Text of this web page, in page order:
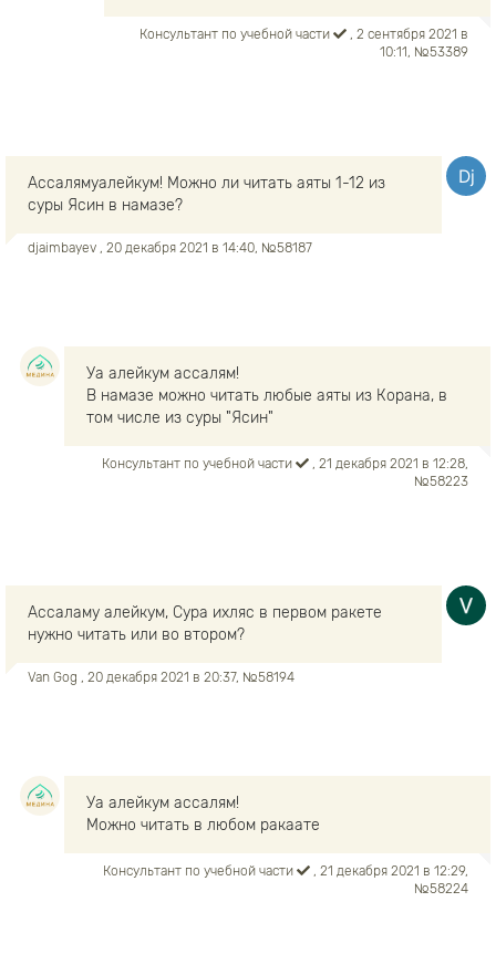
Консультант по учебной части
, 2 сентября 2021 в
10:11, №53389
Ассалямуалейкум! Можно ли читать аяты 1-12 из
суры Ясин в намазе?
djaimbayev , 20 декабря 2021 в 14:40, №58187
Уа алейкум ассалям!
В намазе можно читать любые аяты из Корана, в
том числе из суры "Ясин"
Консультант по учебной части
, 21 декабря 2021 в 12:28,
№58223
Ассаламу алейкум, Сура ихляс в первом ракете
нужно читать или во втором?
Van Gog , 20 декабря 2021 в 20:37, №58194
Уа алейкум ассалям!
Можно читать в любом ракаате
Консультант по учебной части
, 21 декабря 2021 в 12:29,
№58224